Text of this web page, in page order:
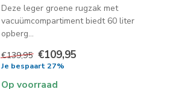
Deze leger groene rugzak met
vacuümcompartiment biedt 60 liter
opberg...
€139,95 €109,95
Je bespaart 27%
Op voorraad